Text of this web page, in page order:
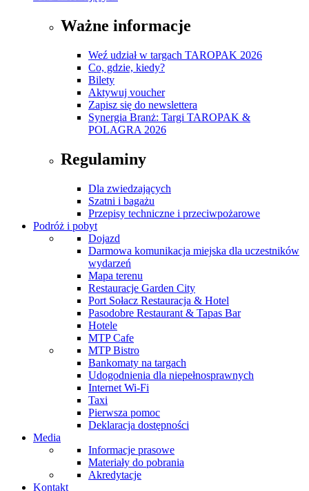
Ważne informacje
Weź udział w targach TAROPAK 2026
Co, gdzie, kiedy?
Bilety
Aktywuj voucher
Zapisz się do newslettera
Synergia Branż: Targi TAROPAK &
POLAGRA 2026
Regulaminy
Dla zwiedzających
Szatni i bagażu
Przepisy techniczne i przeciwpożarowe
Podróż i pobyt
Dojazd
Darmowa komunikacja miejska dla uczestników
wydarzeń
Mapa terenu
Restauracje Garden City
Port Sołacz Restauracja & Hotel
Pasodobre Restaurant & Tapas Bar
Hotele
MTP Cafe
MTP Bistro
Bankomaty na targach
Udogodnienia dla niepełnosprawnych
Internet Wi-Fi
Taxi
Pierwsza pomoc
Deklaracja dostępności
Media
Informacje prasowe
Materiały do pobrania
Akredytacje
Kontakt